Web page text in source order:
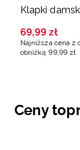
Klapki
69,99 zł
Najniższa cena z
obniżką 99, 99 zł
Ceny